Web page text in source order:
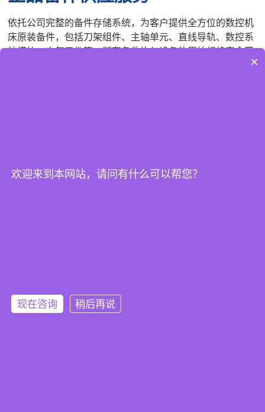
依托公司完整的备件存储系统，为客户提供全方位的数控机
床原装备件，包括刀架组件、主轴单元、直线导轨、数控系
统模块、电气元件等。所有备件均与设备的原始规格完全匹
配，以确保更换后设备性能稳定。同时，提供快速备件交付×
欢迎来到本网站，请问有什么可以帮您？
现在咨询 稍后再说